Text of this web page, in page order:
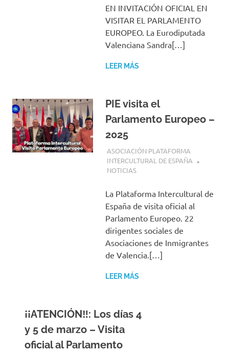
EN INVITACIÓN OFICIAL EN
VISITAR EL PARLAMENTO
EUROPEO. La Eurodiputada
Valenciana Sandra[…]
LEER MÁS
PIE visita el
Parlamento Europeo –
2025
5 MARZO, 2025
ASOCIACIÓN PLATAFORMA
INTERCULTURAL DE ESPAÑA
NOTICIAS
La Plataforma Intercultural de
España de visita oficial al
Parlamento Europeo. 22
dirigentes sociales de
Asociaciones de Inmigrantes
de Valencia.[…]
LEER MÁS
¡¡ATENCIÓN‼: Los días 4
y 5 de marzo – Visita
oficial al Parlamento